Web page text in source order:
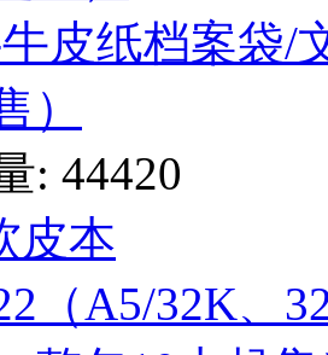
皮纸档案袋/
）
: 44420